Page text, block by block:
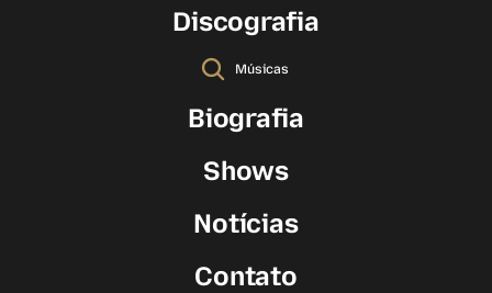
Discografia
Músicas
Biografia
Shows
Notícias
Contato